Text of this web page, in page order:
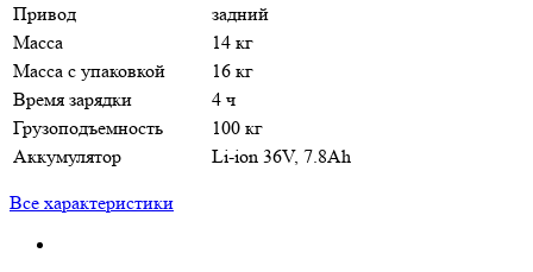
Привод
задний
Масса
14 кг
Масса с упаковкой
16 кг
Время зарядки
4 ч
Грузоподъемность
100 кг
Аккумулятор
Li-ion 36V, 7.8Ah
Все характеристики